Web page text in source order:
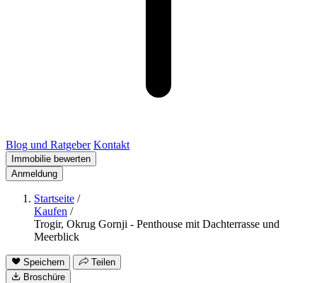
Blog und Ratgeber Kontakt
Immobilie bewerten
Anmeldung
Startseite /
Kaufen /
Trogir, Okrug Gornji - Penthouse mit Dachterrasse und
Meerblick
Speichern
Teilen
Broschüre